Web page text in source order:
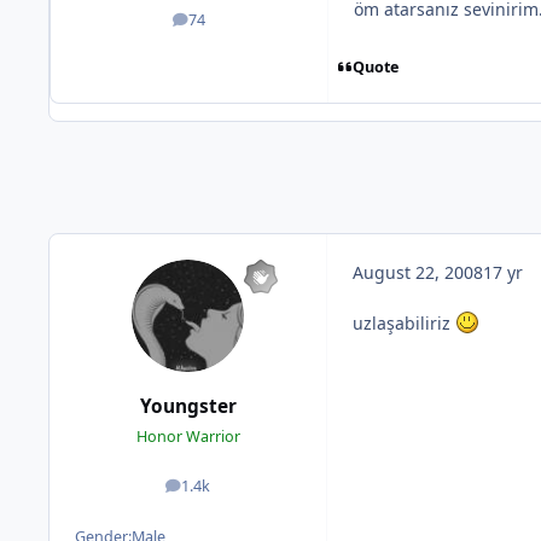
74
posts
öm atarsanız
Quote
Youngster
Honor Warrior
1.4k
posts
Gender:Male
August 22, 200817 yr
uzlaşabiliriz